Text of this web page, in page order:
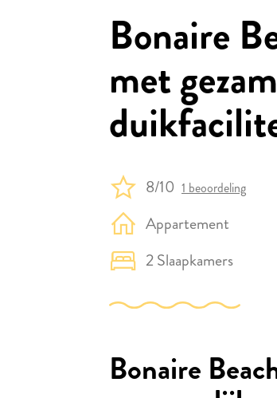
Bonaire
met
8/10 1 beoordeling
Appartement
2 Slaapkamers
Bonaire